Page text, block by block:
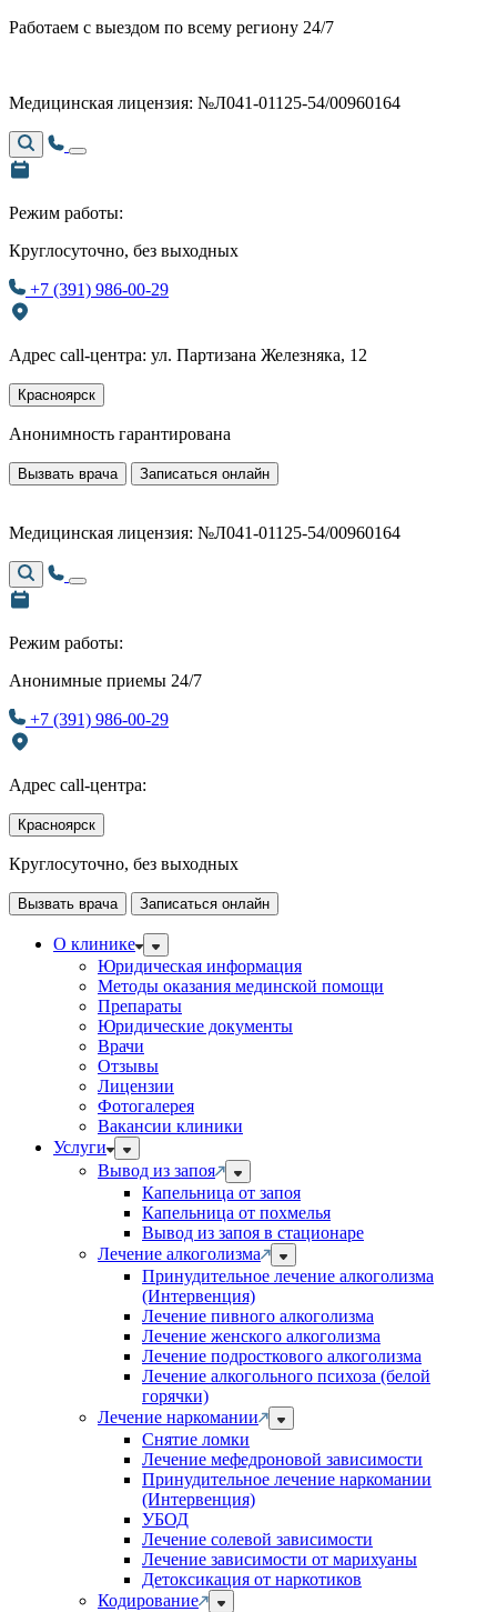
Работаем с выездом по всему региону 24/7
Медицинская лицензия: №Л041-01125-54/00960164
Режим работы:
Круглосуточно, без выходных
+7 (391) 986-00-29
Адрес call-центра: ул. Партизана Железняка, 12
Красноярск
Анонимность гарантирована
Вызвать врача Записаться онлайн
Медицинская лицензия: №Л041-01125-54/00960164
Режим работы:
Анонимные приемы 24/7
+7 (391) 986-00-29
Адрес call-центра:
Красноярск
Круглосуточно, без выходных
Вызвать врача Записаться онлайн
О клинике
Юридическая информация
Методы оказания мединской помощи
Препараты
Юридические документы
Врачи
Отзывы
Лицензии
Фотогалерея
Вакансии клиники
Услуги
Вывод из запоя
Капельница от запоя
Капельница от похмелья
Вывод из запоя в стационаре
Лечение алкоголизма
Принудительное лечение алкоголизма
(Интервенция)
Лечение пивного алкоголизма
Лечение женского алкоголизма
Лечение подросткового алкоголизма
Лечение алкогольного психоза (белой
горячки)
Лечение наркомании
Снятие ломки
Лечение мефедроновой зависимости
Принудительное лечение наркомании
(Интервенция)
УБОД
Лечение солевой зависимости
Лечение зависимости от марихуаны
Детоксикация от наркотиков
Кодирование